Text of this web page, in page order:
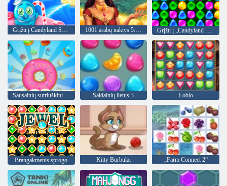
1001 arabų naktys 5: Sinbadas jūreivis Grįžti į „Candyland 4“: „Lollipop“ sodas
Saldainių lietus 3 Lobio
Brangakmenis sprogo Kitty Burbulai „Farm Connect 2“